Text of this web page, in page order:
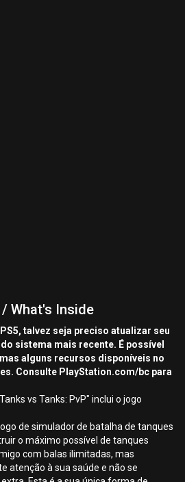
What's Inside
talvez seja preciso atualizar seu
sistema mais recente. É possível
alguns recursos disponíveis no
Consulte PlayStation.com/bc para
vs Tanks: PvP" inclui o jogo
de simulador de batalha de tanques
o máximo possível de tanques
com balas ilimitadas, mas
atenção à sua saúde e não se